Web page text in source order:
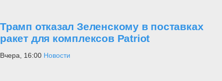
Трамп отказал Зеленскому в поставках
ракет для комплексов Patriot
Вчера, 16:00 Новости